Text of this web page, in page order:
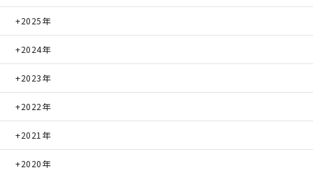
2025年
2024年
2023年
2022年
2021年
2020年